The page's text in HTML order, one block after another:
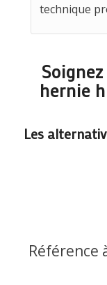
technique
hernie
Les
Référence